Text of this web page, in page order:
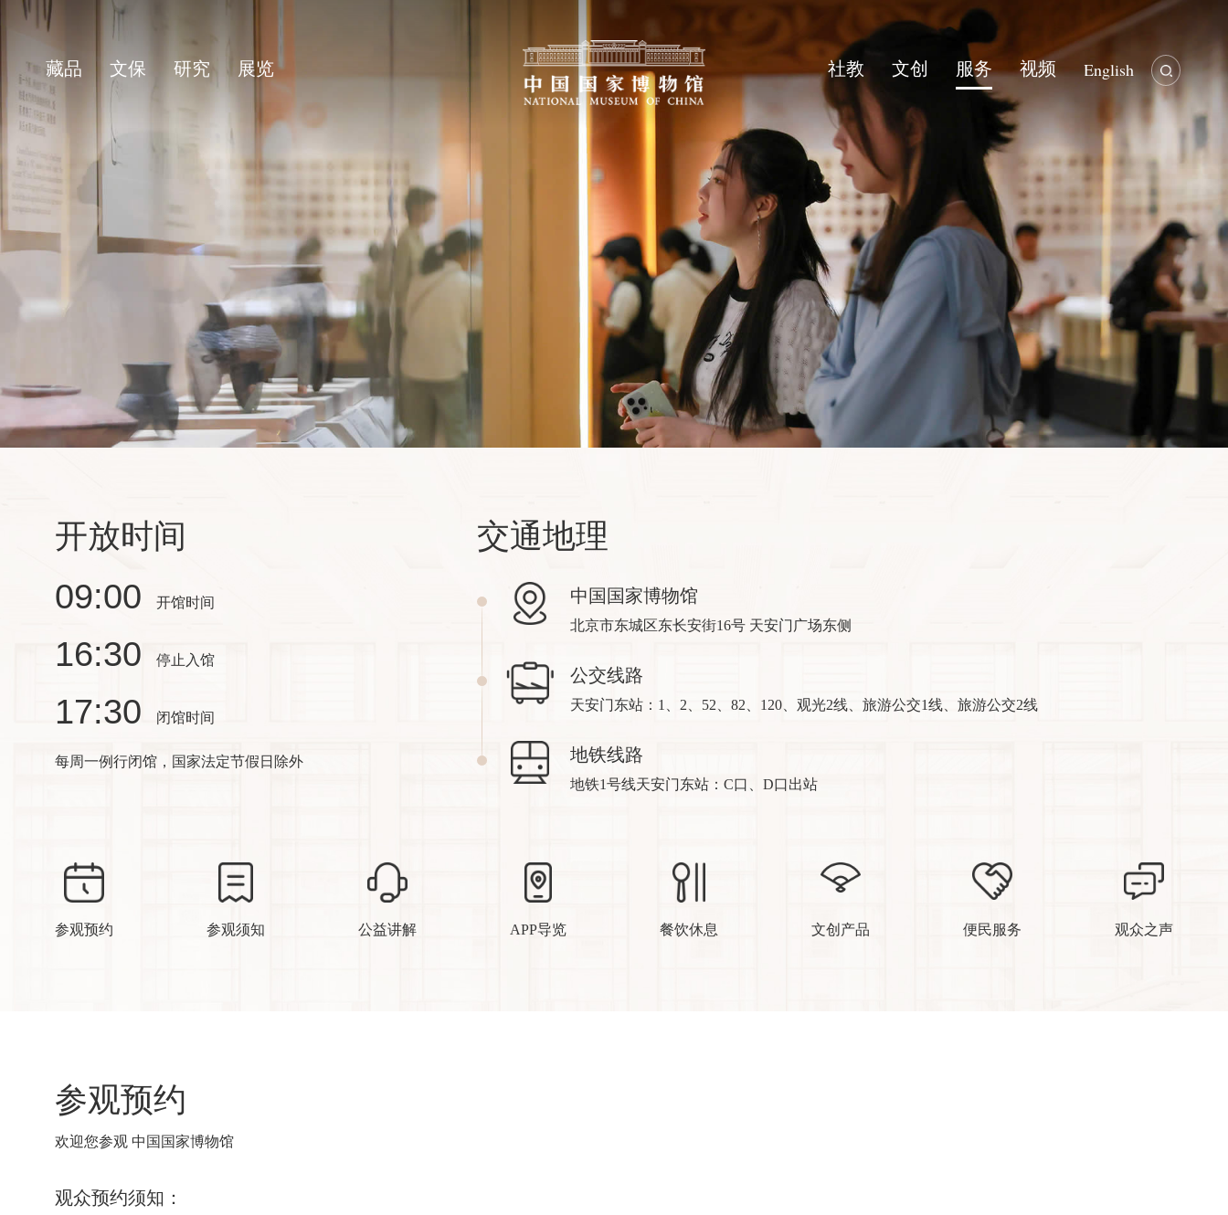
藏品 文保 研究 展览 社教 文创 服务 视频 English
开放时间
09:00 开馆时间
16:30 停止入馆
17:30 闭馆时间
每周一例行闭馆，国家法定节假日除外
交通地理
中国国家博物馆
北京市东城区东长安街16号 天安门广场东侧
公交线路
天安门东站：1、2、52、82、120、观光2线、旅游公交1线、旅游公交2线
地铁线路
地铁1号线天安门东站：C口、D口出站
参观预约 参观须知 公益讲解 APP导览 餐饮休息 文创产品 便民服务 观众之声
参观预约
欢迎您参观 中国国家博物馆
观众预约须知：